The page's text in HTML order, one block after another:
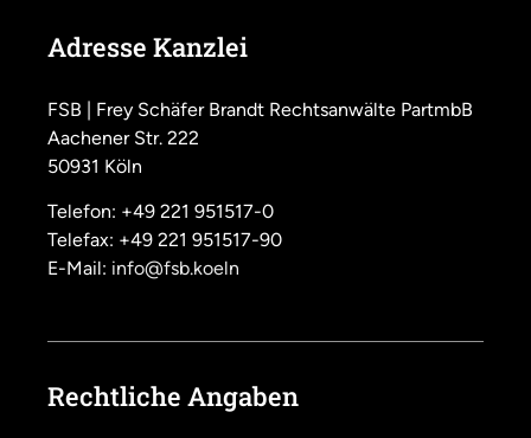
Adresse Kanzlei
FSB | Frey Schäfer Brandt Rechtsanwälte PartmbB
Aachener Str. 222
50931 Köln
Telefon: +49 221 951517-0
Telefax: +49 221 951517-90
E-Mail: info@fsb.koeln
Rechtliche Angaben